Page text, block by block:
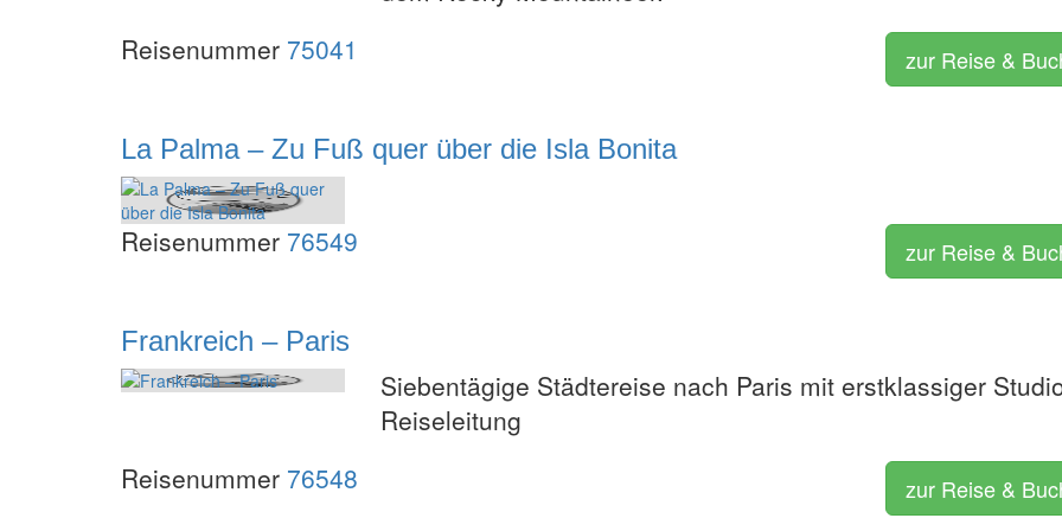
Reisenummer 75041 zur Reise &
La Palma – Zu Fuß quer über die Isla Bonita
Reisenummer 76549 zur Reise &
Frankreich – Paris
Siebentägige Städtereise nach Paris mit erstklassiger
Reiseleitung
Reisenummer 76548 zur Reise &